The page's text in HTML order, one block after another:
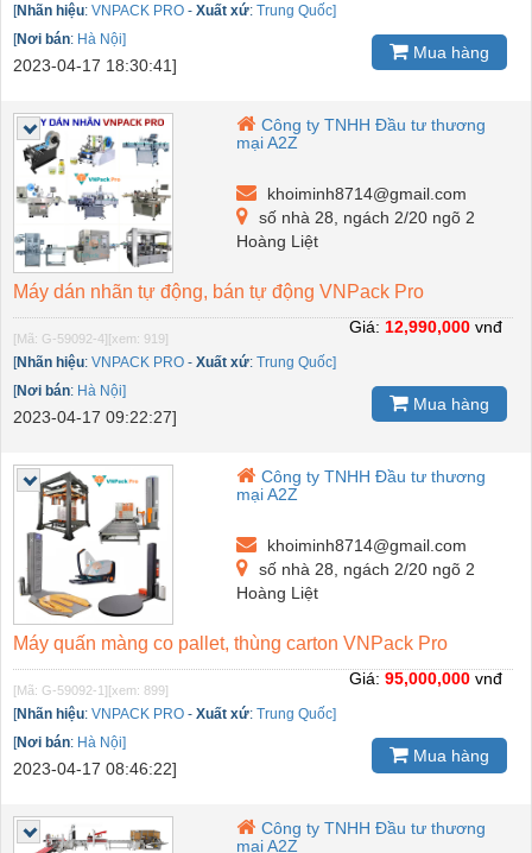
[Nhãn hiệu: VNPACK PRO - Xuất xứ: Trung Quốc]
[Nơi bán: Hà Nội]
2023-04-17 18:30:41]
Mua hàng
Công ty TNHH Đầu tư thương
mại A2Z
khoiminh8714@gmail.com
số nhà 28, ngách 2/20 ngõ 2
Hoàng Liệt
Máy dán nhãn tự động, bán tự động VNPack Pro
[Mã: G-59092-4][xem: 919]
[Nhãn hiệu: VNPACK PRO - Xuất xứ: Trung Quốc]
[Nơi bán: Hà Nội]
2023-04-17 09:22:27]
Giá: 12,990,000 vnđ
Mua hàng
Công ty TNHH Đầu tư thương
mại A2Z
khoiminh8714@gmail.com
số nhà 28, ngách 2/20 ngõ 2
Hoàng Liệt
Máy quấn màng co pallet, thùng carton VNPack Pro
[Mã: G-59092-1][xem: 899]
[Nhãn hiệu: VNPACK PRO - Xuất xứ: Trung Quốc]
[Nơi bán: Hà Nội]
2023-04-17 08:46:22]
Giá: 95,000,000 vnđ
Mua hàng
Công ty TNHH Đầu tư thương
mại A2Z